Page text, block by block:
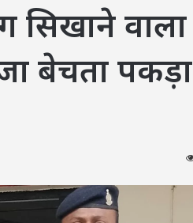
सिखाने वाला
बेचता पकड़ा